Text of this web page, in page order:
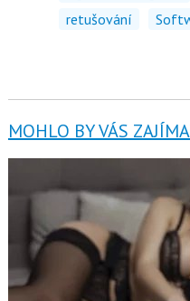
retušování
MOHLO BY VÁS